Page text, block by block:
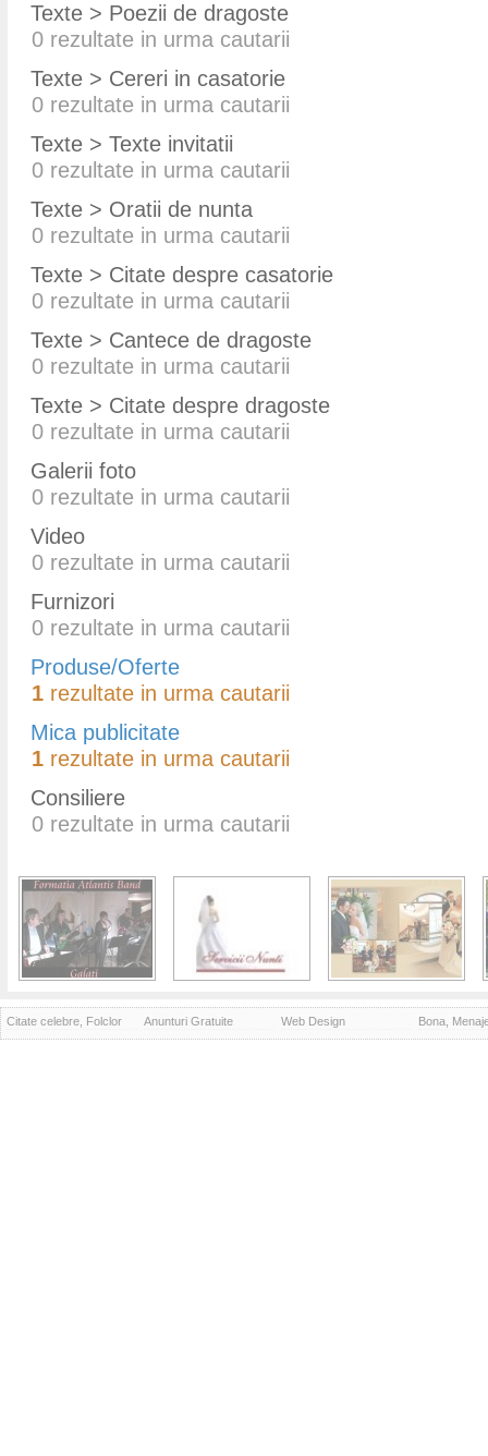
Texte > Poezii de dragoste
0 rezultate in urma cautarii
Texte > Cereri in casatorie
0 rezultate in urma cautarii
Texte > Texte invitatii
0 rezultate in urma cautarii
Texte > Oratii de nunta
0 rezultate in urma cautarii
Texte > Citate despre casatorie
0 rezultate in urma cautarii
Texte > Cantece de dragoste
0 rezultate in urma cautarii
Texte > Citate despre dragoste
0 rezultate in urma cautarii
Galerii foto
0 rezultate in urma cautarii
Video
0 rezultate in urma cautarii
Furnizori
0 rezultate in urma cautarii
Produse/Oferte
1 rezultate in urma cautarii
Mica publicitate
1 rezultate in urma cautarii
Consiliere
0 rezultate in urma cautarii
Citate celebre, Folclor Anunturi Gratuite Web Design Bona,